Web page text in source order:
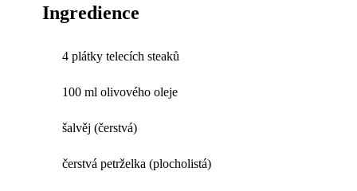
Ingredience
4 plátky telecích steaků
100 ml olivového oleje
šalvěj (čerstvá)
čerstvá petrželka (plocholistá)